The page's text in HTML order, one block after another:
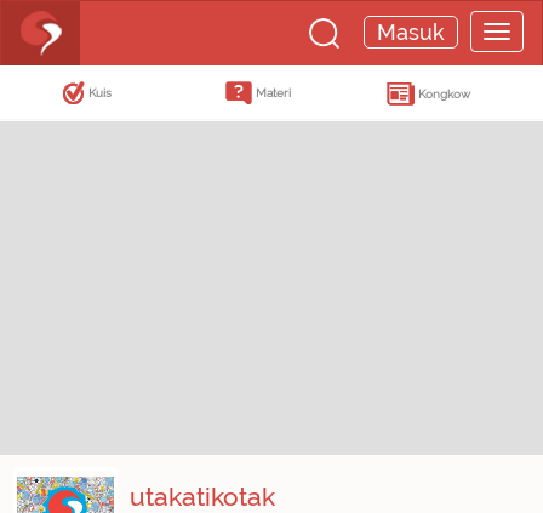
Masuk
Kuis Materi Kongkow
utakatikotak